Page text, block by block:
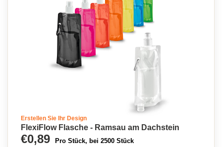
Erstellen Sie Ihr Design
FlexiFlow Flasche - Ramsau am Dachstein
€0,89 Pro Stück, bei 2500 Stück